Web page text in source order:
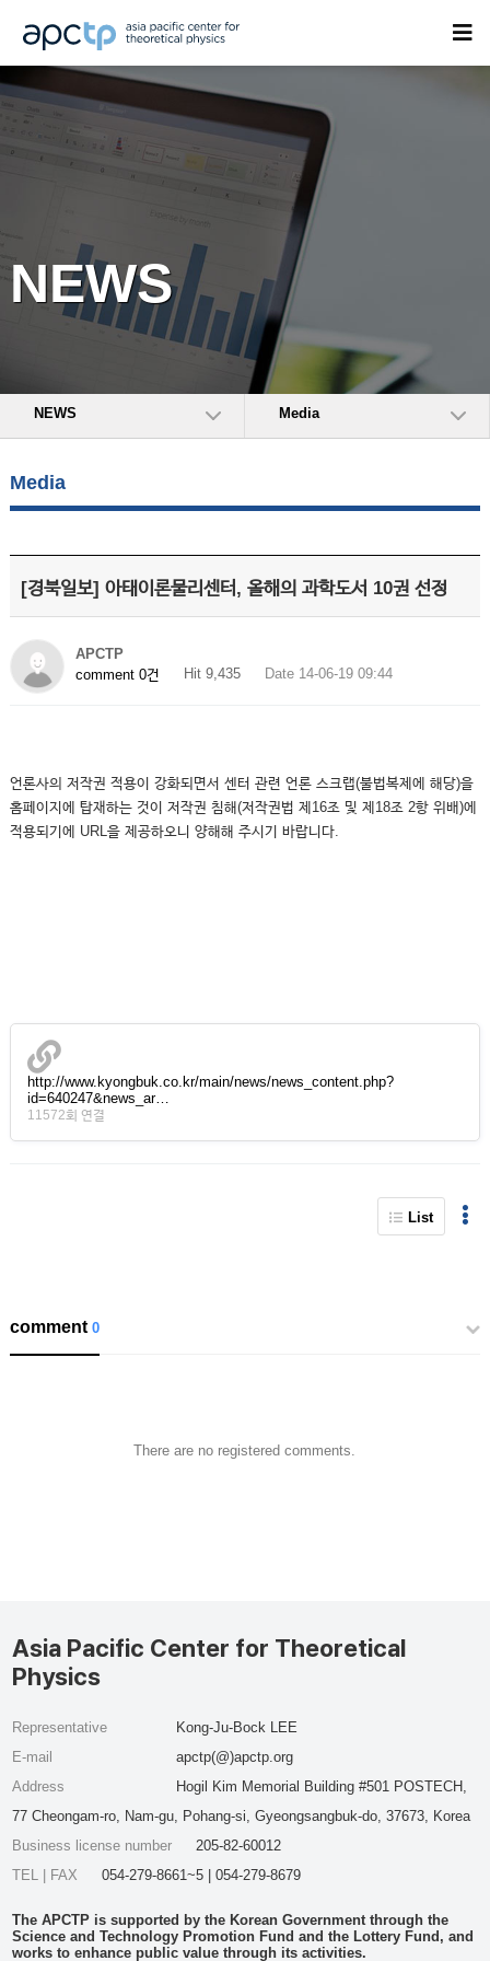
NEWS
NEWS Media
Media
[경북일보] 아태이론물리센터, 올해의 과학도서 10권 선정
APCTP
comment 0건
Hit 9,435 Date 14-06-19 09:44
언론사의 저작권 적용이 강화되면서 센터 관련 언론 스크랩(불법복제에 해당)을
홈페이지에 탑재하는 것이 저작권 침해(저작권법 제16조 및 제18조 2항 위배)에
적용되기에 URL을 제공하오니 양해해 주시기 바랍니다.
http://www.kyongbuk.co.kr/main/news/news_content.php?
id=640247&news_ar…
11572회 연결
List
comment0
There are no registered comments.
Asia Pacific Center for Theoretical
Physics
Representative
Kong-Ju-Bock LEE
E-mail
apctp(@)apctp.org
Address
Hogil Kim Memorial Building #501 POSTECH,
77 Cheongam-ro, Nam-gu, Pohang-si, Gyeongsangbuk-do, 37673, Korea
Business license number
205-82-60012
TEL | FAX
054-279-8661~5 | 054-279-8679
The APCTP is supported by the Korean Government through the
Science and Technology Promotion Fund and the Lottery Fund, and
works to enhance public value through its activities.